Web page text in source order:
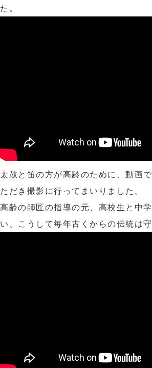
た。
太鼓と笛の方が高齢のために、動画
ただき撮影に行ってまいりました。
高齢の師匠の指導の元、高校生と中
い、こうして毎年古くからの伝統は